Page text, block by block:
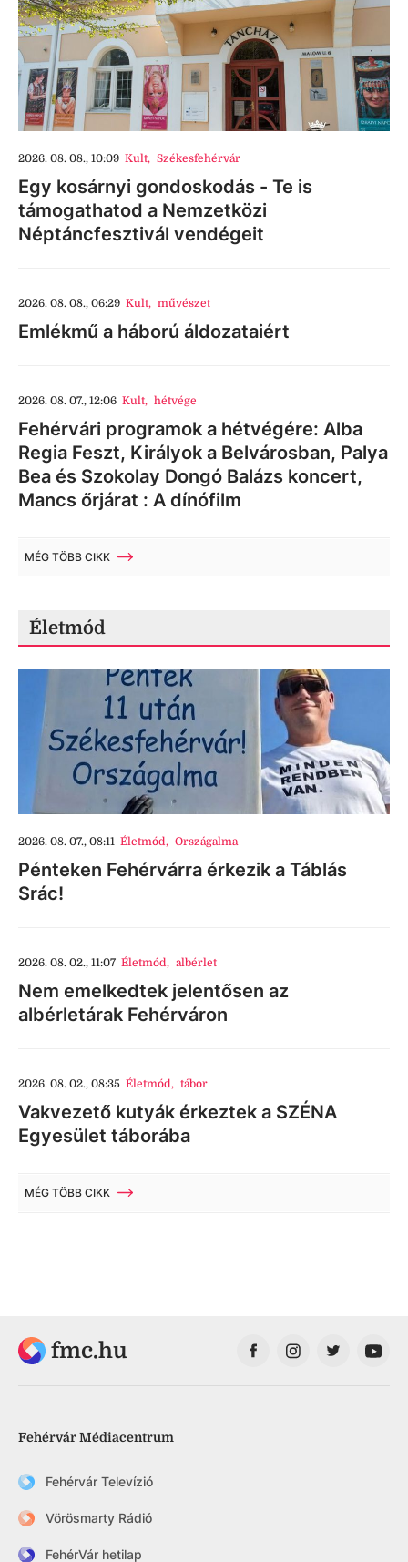
2026. 08. 08., 10:09 Kult, Székesfehérvár
Egy kosárnyi gondoskodás - Te is
támogathatod a Nemzetközi
Néptáncfesztivál vendégeit
2026. 08. 08., 06:29 Kult, művészet
Emlékmű a háború áldozataiért
2026. 08. 07., 12:06 Kult, hétvége
Fehérvári programok a hétvégére: Alba
Regia Feszt, Királyok a Belvárosban, Palya
Bea és Szokolay Dongó Balázs koncert,
Mancs őrjárat : A dínófilm
MÉG TÖBB CIKK
Életmód
2026. 08. 07., 08:11 Életmód, Országalma
Pénteken Fehérvárra érkezik a Táblás
Srác!
2026. 08. 02., 11:07 Életmód, albérlet
Nem emelkedtek jelentősen az
albérletárak Fehérváron
2026. 08. 02., 08:35 Életmód, tábor
Vakvezető kutyák érkeztek a SZÉNA
Egyesület táborába
MÉG TÖBB CIKK
fmc.hu
Fehérvár Médiacentrum
Fehérvár Televízió
Vörösmarty Rádió
FehérVár hetilap